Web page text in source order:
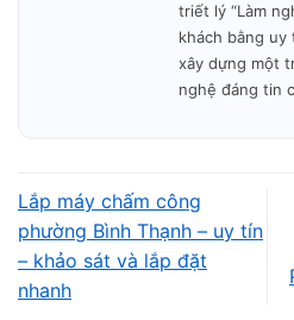
Vi Tính A Chề có đội
năm sửa chữa laptop,
trạng như lỗi nguồn,
luôn đặt tính chính
đúng nguyên nhân gốc
không cần thiết.
triết lý “Làm
khách bằng uy
xây dựng một
nghệ đáng tin
Lắp máy chấm công
phường Bình Thạnh – uy tín
– khảo sát và lắp đặt
nhanh